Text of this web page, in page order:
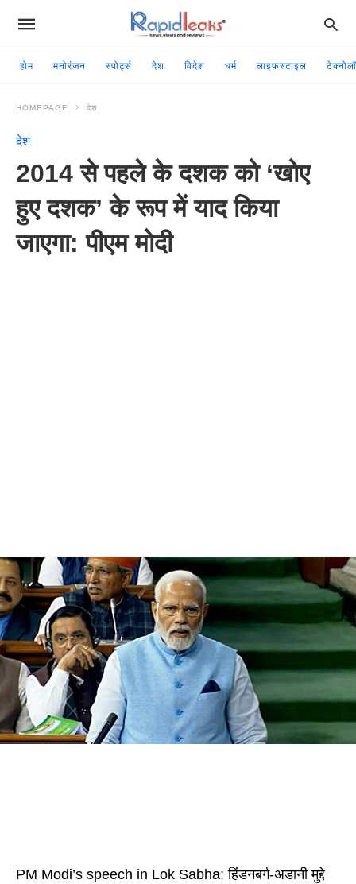
होम मनोरंजन स्पोर्ट्स देश विदेश धर्म लाइफस्टाइल
HOMEPAGE देश
देश
2014 से पहले के दशक को ‘खोए
हुए दशक’ के रूप में याद किया
जाएगा: पीएम मोदी
PM Modi’s speech in Lok Sabha: हिंडनबर्ग-अडानी मुद्दे